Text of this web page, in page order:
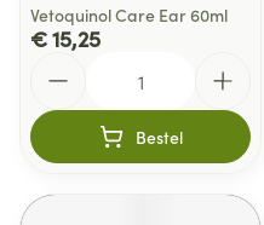
Vetoquinol Care Ear 60ml
€ 15,25
Bestel